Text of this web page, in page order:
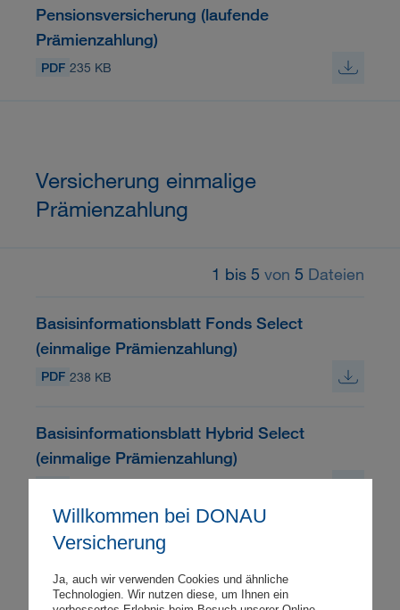
Willkommen bei DONAU
Versicherung
Ja, auch wir verwenden Cookies und ähnliche
Technologien. Wir nutzen diese, um Ihnen ein
Pensionsversicherung (laufende
Prämienzahlung)
PDF 235 KB
Versicherung einmalige
Prämienzahlung
1 bis 5 von5 Dateien
Basisinformationsblatt Fonds Select
(einmalige Prämienzahlung)
PDF 238 KB
Basisinformationsblatt Hybrid Select
(einmalige Prämienzahlung)
Basisinformationsblatt Smart Select
PDF 236 KB